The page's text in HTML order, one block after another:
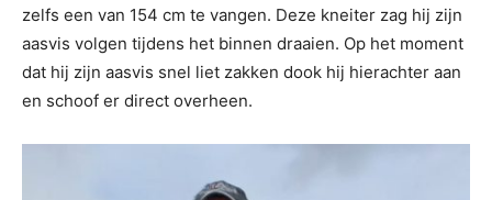
zelfs een van 154 cm te vangen. Deze kneiter zag hij zijn
aasvis volgen tijdens het binnen draaien. Op het moment
dat hij zijn aasvis snel liet zakken dook hij hierachter aan
en schoof er direct overheen.